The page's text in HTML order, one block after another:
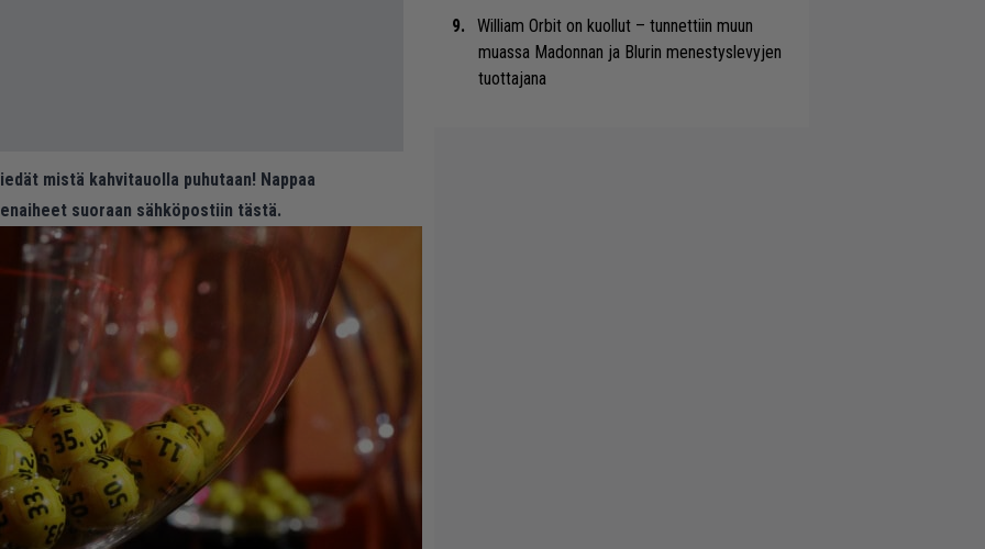
mistä kahvitauolla puhutaan! Nappaa
suoraan sähköpostiin tästä.
William Orbit on kuollut – tunnettiin muun
muassa Madonnan ja Blurin menestyslevyjen
tuottajana